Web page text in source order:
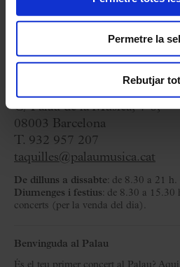
Permetre la
Rebutjar
Organitza: Fundació Orfeó
C/ Palau de la Música, 4-6,
08003 Barcelona
T. 932 957 207
taquilles@palaumusica.cat
De dilluns a dissabte: de 8.30 a 21 h.
Diumenges i festius: de 8.30 a 15.30
concerts (per la venda del dia).
Benvinguda al Palau